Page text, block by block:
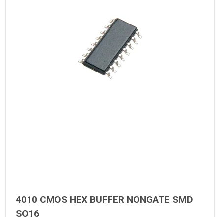
4010 CMOS HEX BUFFER NONGATE SMD
SO16